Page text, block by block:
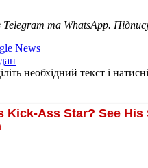
Telegram та WhatsApp.
News
необхідний текст і